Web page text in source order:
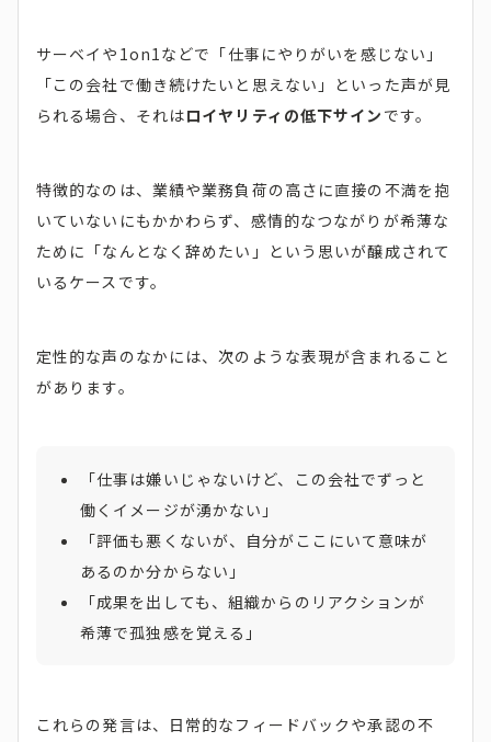
サーベイや1on1などで「仕事にやりがいを感じない」
「この会社で働き続けたいと思えない」といった声が見
られる場合、それはロイヤリティの低下サイン です。
特徴的なのは、業績や業務負荷の高さに直接の不満を抱
いていないにもかかわらず、感情的なつながりが希薄な
ために「なんとなく辞めたい」という思いが醸成されて
いるケースです。
定性的な声のなかには、次のような表現が含まれること
があります。
「仕事は嫌いじゃないけど、この会社でずっと
働くイメージが湧かない」
「評価も悪くないが、自分がここにいて意味が
あるのか分からない」
「成果を出しても、組織からのリアクションが
希薄で孤独感を覚える」
これらの発言は、日常的なフィードバックや承認の不